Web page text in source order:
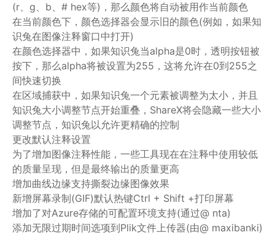
(r、g、b、# hex等)，那么颜色将自动被用作当前颜色
在当前颜色下，颜色选择器会显示旧的颜色(例如，如果知
识兔在图像注释窗口中打开)
在颜色选择器中，如果知识兔当alpha是0时，透明按钮被
按下，那么alpha将被设置为255，这将允许在0到255之
间快速切换
在区域捕获中，如果知识兔一个元素被调整为太小，并且
知识兔大小调整节点开始重叠，ShareX将会隐藏一些大小
调整节点，知识兔以允许更精确的控制
更改默认注释设置
为了增加图像注释性能，一些工具现在在注释中使用较低
的质量呈现，但是最终输出的质量更高
增加曲线边缘支持撕裂边缘图像效果
新增屏幕录制(GIF)默认热键Ctrl + Shift +打印屏幕
增加了对Azure存储的可配置环境支持(通过@ nta)
添加无限过期时间选项到Plik文件上传器(由@ maxibanki)